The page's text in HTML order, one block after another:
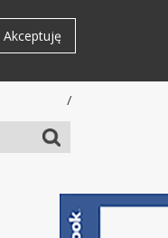
Akceptuję
/